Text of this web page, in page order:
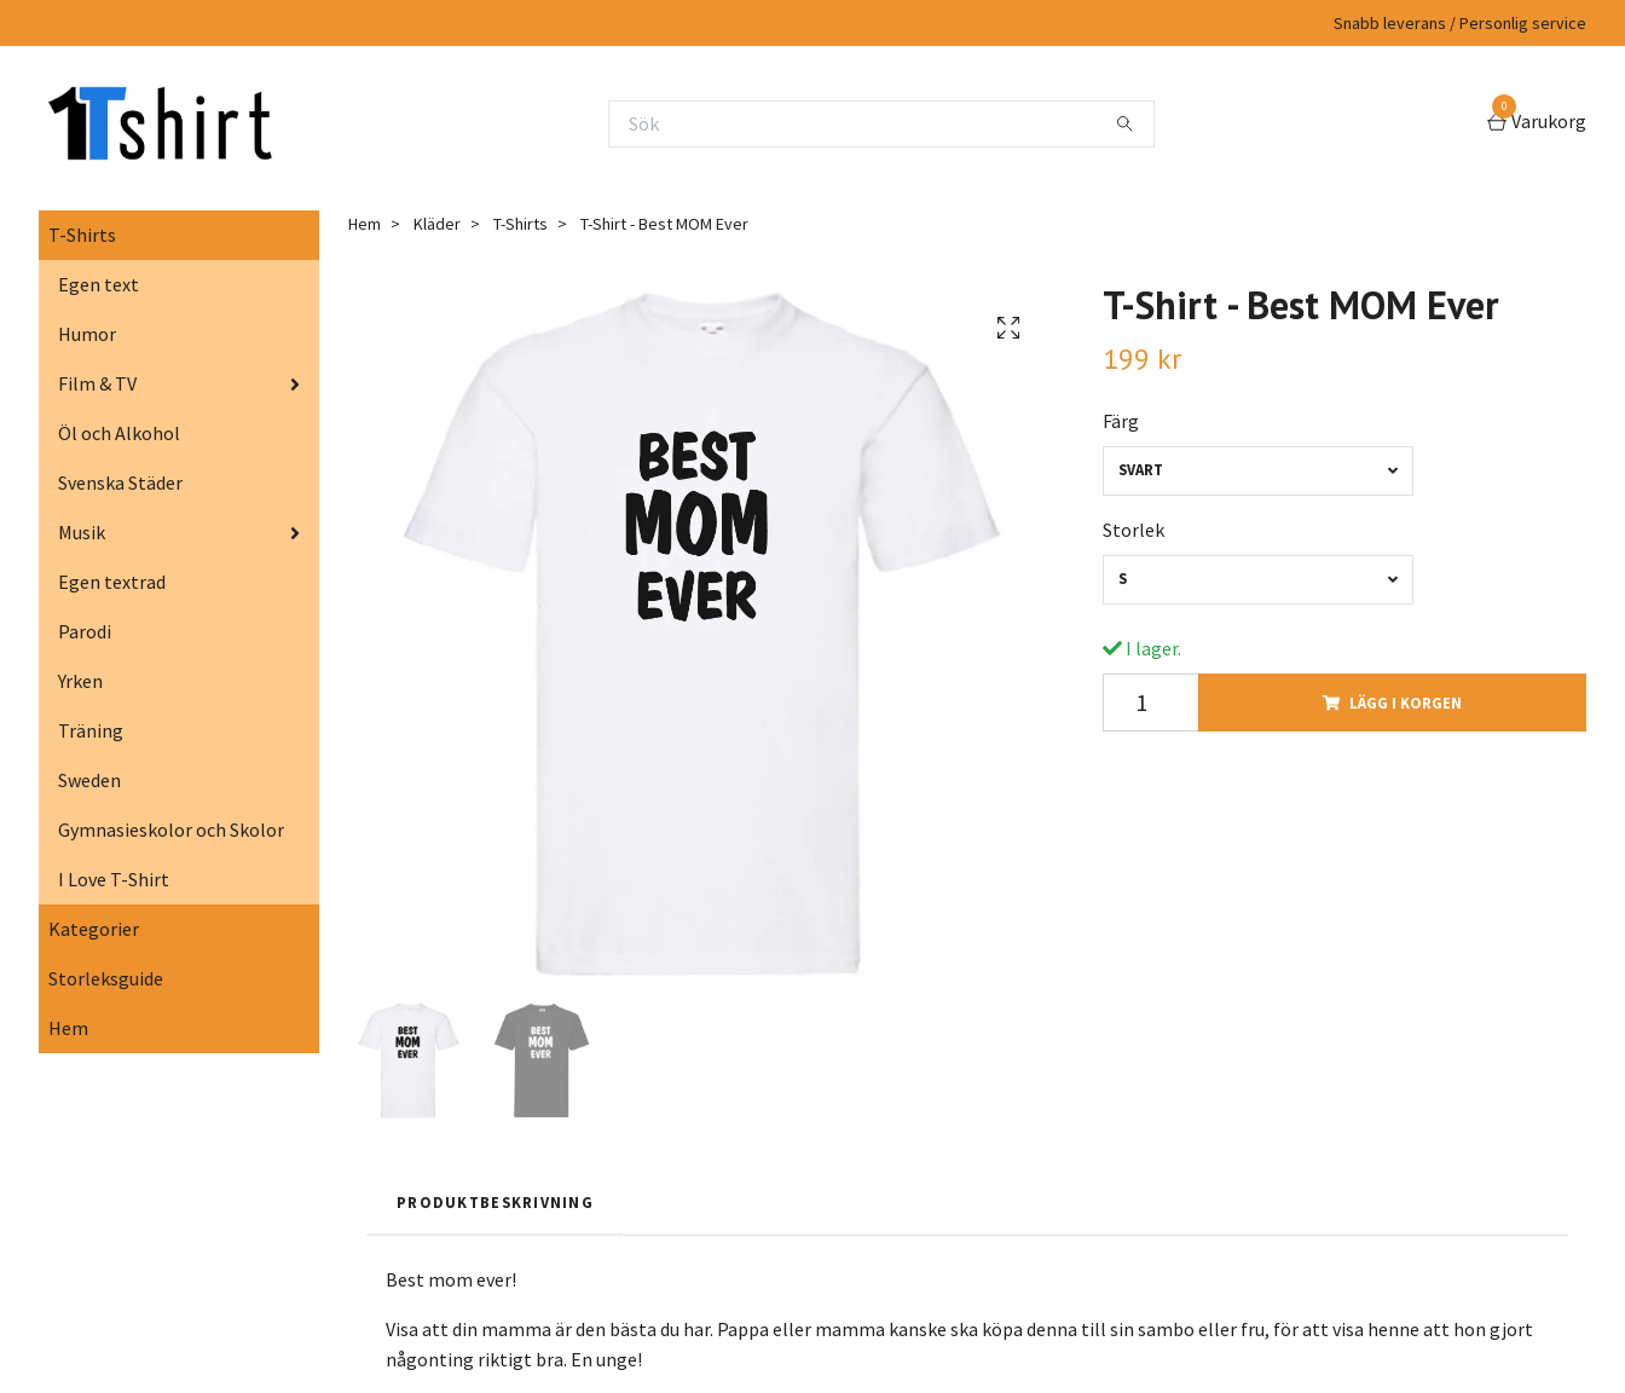
Snabb leverans / Personlig service
0
Varukorg
T-Shirts
Egen text
Humor
Film & TV
Öl och Alkohol
Svenska Städer
Musik
Egen textrad
Parodi
Yrken
Träning
Sweden
Gymnasieskolor och Skolor
I Love T-Shirt
Kategorier
Storleksguide
Hem
Hem Kläder T-Shirts T-Shirt - Best MOM Ever
T-Shirt - Best MOM Ever
199 kr
Färg
SVART
Storlek
S
I lager.
LÄGG I KORGEN
PRODUKTBESKRIVNING
Best mom ever!
Visa att din mamma är den bästa du har. Pappa eller mamma kanske ska köpa denna till sin sambo eller fru, för att visa henne att hon gjort
någonting riktigt bra. En unge!